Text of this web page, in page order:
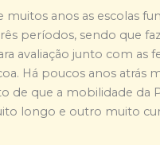
muitos anos as escolas
períodos, sendo que
avaliação junto com as
Há poucos anos atrás
de que a mobilidade da
longo e outro muito